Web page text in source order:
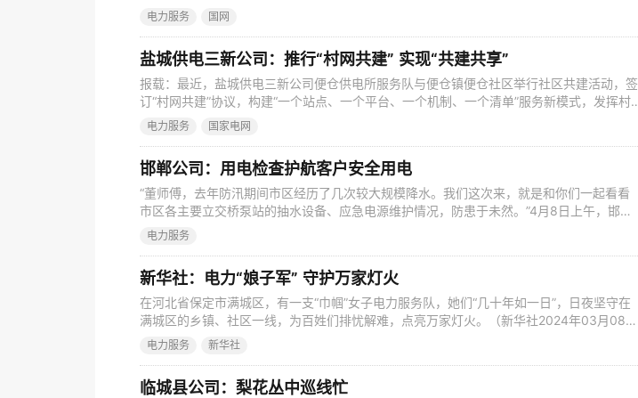
重点项目落地，得瑞环保科技有限公司增容变压器投运后，黄骅供电公司持续跟进了解项目
电力服务 国网
盐城供电三新公司：推行“村网共建” 实现“共建共享”
报载：最近，盐城供电三新公司便仓供电所服务队与便仓镇便仓社区举行社区共建活动，签
订“村网共建”协议，构建“一个站点、一个平台、一个机制、一个清单”服务新模式，发挥村
级电力网格员作用，及时满足农村用电服务需求，将服务延伸到农户家门口，增强农村供电
电力服务 国家电网
邯郸公司：用电检查护航客户安全用电
“董师傅，去年防汛期间市区经历了几次较大规模降水。我们这次来，就是和你们一起看看
市区各主要立交桥泵站的抽水设备、应急电源维护情况，防患于未然。”4月8日上午，邯郸
公司复兴供配电中心高压班用电检查员对市政排水等重要用户开展用电检查工作。 本次重
电力服务
新华社：电力“娘子军” 守护万家灯火
在河北省保定市满城区，有一支“巾帼”女子电力服务队，她们“几十年如一日”，日夜坚守在
满城区的乡镇、社区一线，为百姓们排忧解难，点亮万家灯火。（新华社2024年03月08
日）
电力服务 新华社
临城县公司：梨花丛中巡线忙